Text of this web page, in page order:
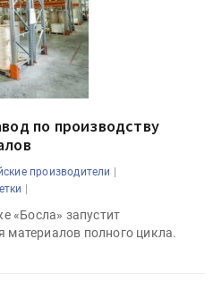
по производству
производители |
|
«Босла» запустит
материалов полного цикла.